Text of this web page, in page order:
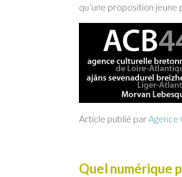
qu’une proposition jeune
Article publié parAgence
Quel numérique